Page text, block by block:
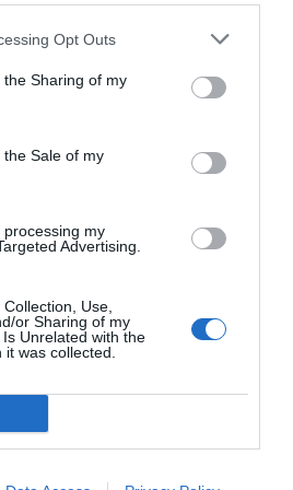
Opt Outs
Sharing of my
Sale of my
my
Advertising.
Use,
or Sharing of my
Unrelated with the
was collected.
a Milei... ante
contradicción ‘in
niños tutelados por el